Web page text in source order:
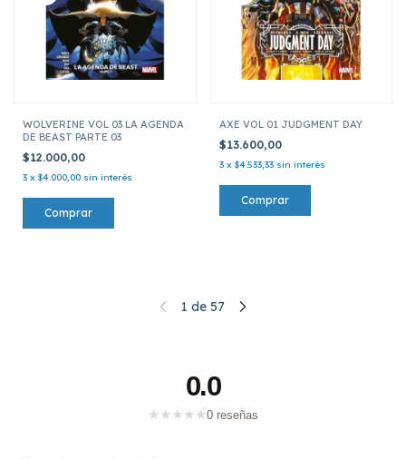
WOLVERINE VOL 03 LA AGENDA
DE BEAST PARTE 03
$12.000,00
3 x $4.000,00 sin interés
AXE VOL 01 JUDGMENT DAY
$13.600,00
3 x $4.533,33 sin interés
1 de 57
0.0
★ ★ ★ ★ ★0 reseñas